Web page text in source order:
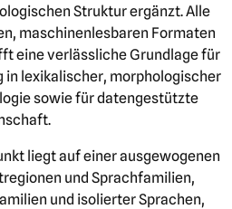
Struktur ergänzt. Alle
maschinenlesbaren Formaten
eine verlässliche Grundlage für
in lexikalischer, morphologischer
sowie für datengestützte
liegt auf einer ausgewogenen
und Sprachfamilien,
und isolierter Sprachen,